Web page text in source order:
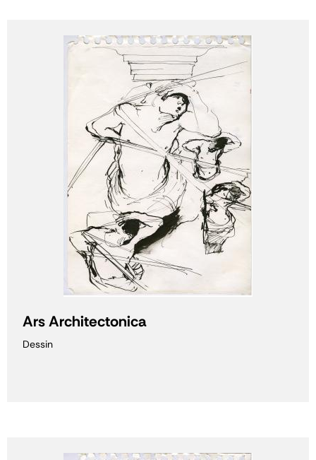
Ars Architectonica
Dessin